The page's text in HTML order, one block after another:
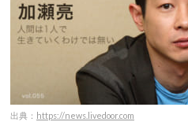
出典： https://news.livedoor.com